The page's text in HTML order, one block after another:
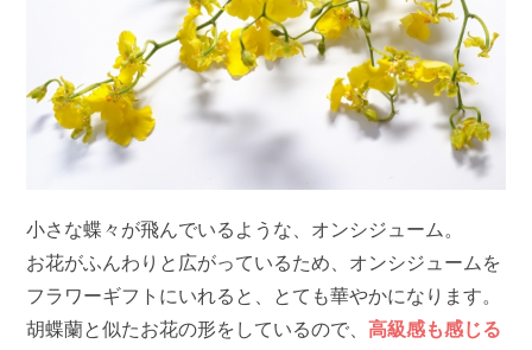
小さな蝶々が飛んでいるような、オンシジューム。
お花がふんわりと広がっているため、オンシジュームを
フラワーギフトにいれると、とても華やかになります。
胡蝶蘭と似たお花の形をしているので、高級感も感じる